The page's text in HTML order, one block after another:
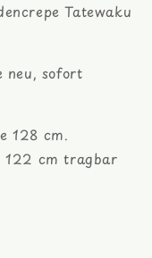
Tatewaku
neu, sofort
128 cm.
122 cm tragbar